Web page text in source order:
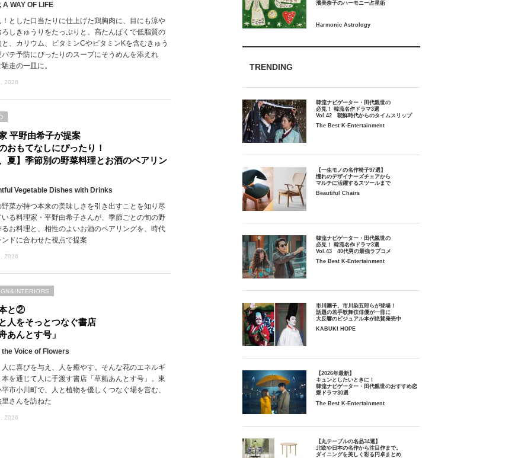
A WAY OF LIFE
！とした口当たりに仕上げた鶏胸肉に、目にも涼や
ろしきゅうりをたっぷりと。高たんぱくで低脂質の
と、カリウム、ビタミンCやビタミンKを含むきゅう
バテ予防にぴったりのスープにそうめんを添えれ
走の一皿に。
2026
平野由希子が提案
おもてなしにぴったり！
、夏】季節別の野菜料理とお酒のペアリン
Vegetable Dishes with Drinks
野菜が持つ本来の美味しさを引き出すことを知り尽
いる料理家・平野由希子さんが、季節ごとの旬の野
るお料理と、相性のよいお酒のペアリングを、時代
ンドに合わせた視点で提案
2026
と②
人をそっとつなぐ書店
あんとす号」
the Voice of Flowers
人に喜びを与え、人を癒やす。そんな花のエネルギ
本を通じて人に手渡す書店「草船あんとす号」。東
市小川町で、人と植物を優しくつなぐ場を営む、
里さんを訪ねた
2026
TRENDING
韓流ナビゲーター・田代親世の
必見！ 韓流名作ドラマ3選
Vol.42 朝鮮時代からのタイムスリップ
The Best K-Entertainment
【一生モノの名作椅子97選】
憧れのデザイナーズチェアから
マルチに活躍するスツールまで
Beautiful Chairs
韓流ナビゲーター・田代親世の
必見！ 韓流名作ドラマ3選
Vol.43 40代男の最強ラブコメ
The Best K-Entertainment
市川團子、市川染五郎らが登場！
話題の若手歌舞伎俳優が一冊に
大反響のビジュアル本が絶賛発売中
KABUKI HOPE
【2026年最新】
キュンとしたいときに！
韓流ナビゲーター・田代親世のおすすめ恋
愛ドラマ30選
The Best K-Entertainment
【丸テーブルの名品34選】
北欧や日本の名作から注目作まで。
ダイニングを美しく彩る円卓まとめ